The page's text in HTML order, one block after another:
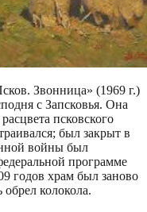
Звонница» (1969 г.)
с Запсковья. Она
псковского
был закрыт в
войны был
программе
годов храм был заново
обрел колокола.